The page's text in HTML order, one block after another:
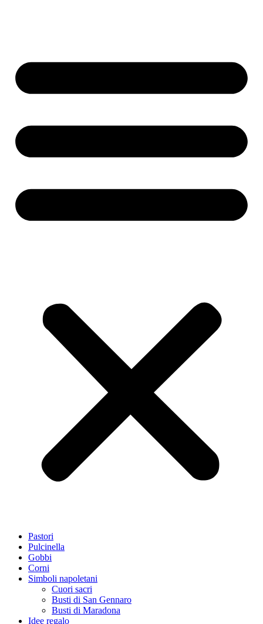
Pastori
Pulcinella
Gobbi
Corni
Simboli napoletani
Cuori sacri
Busti di San Gennaro
Busti di Maradona
Idee regalo